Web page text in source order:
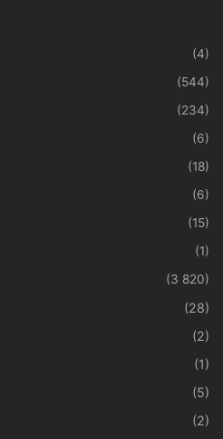
(4)
(544)
(234)
(6)
(18)
(6)
(15)
(1)
(3 820)
(28)
(2)
(1)
(5)
(2)